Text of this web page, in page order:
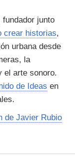
junto
crear historias,
urbana desde
la
el arte sonoro.
de Ideas en
de Javier Rubio